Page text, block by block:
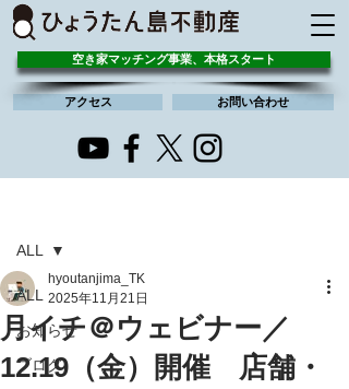
アクセス お問い合わせ
空き家マッチング事業、本格スタート
ALL
お知らせ
ブログ
ALL
月イチ＠ウェビナー／
12.19（金）開催 店舗・
hyoutanjima_TK
2025年11月21日